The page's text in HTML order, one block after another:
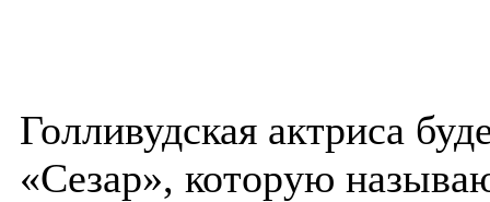
Голливудская актриса
«Сезар», которую